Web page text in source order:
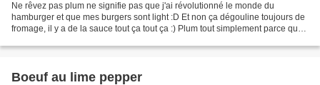
Ne rêvez pas plum ne signifie pas que j'ai révolutionné le monde du
hamburger et que mes burgers sont light :D Et non ça dégouline toujours de
fromage, il y a de la sauce tout ça tout ça :) Plum tout simplement parce que
Boeuf au lime pepper